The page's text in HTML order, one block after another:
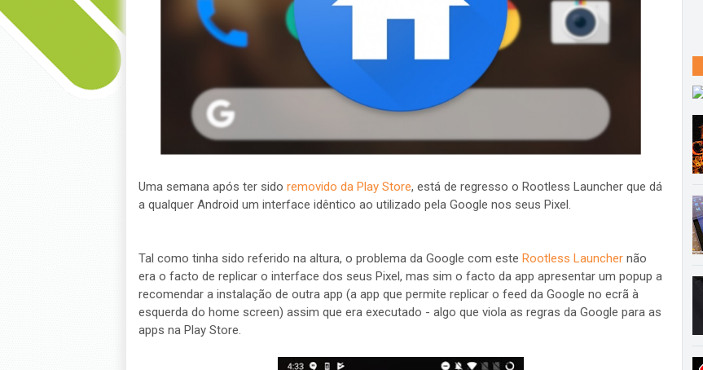
Uma semana após ter sido removido da Play Store, está de regresso o Rootless Launcher que dá
a qualquer Android um interface idêntico ao utilizado pela Google nos seus Pixel.
Tal como tinha sido referido na altura, o problema da Google com este Rootless Launchernão
era o facto de replicar o interface dos seus Pixel, mas sim o facto da app apresentar um popup a
recomendar a instalação de outra app (a app que permite replicar o feed da Google no ecrã à
esquerda do home screen) assim que era executado - algo que viola as regras da Google para as
apps na Play Store.